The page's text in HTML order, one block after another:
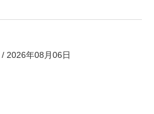
/ 2026年08月06日